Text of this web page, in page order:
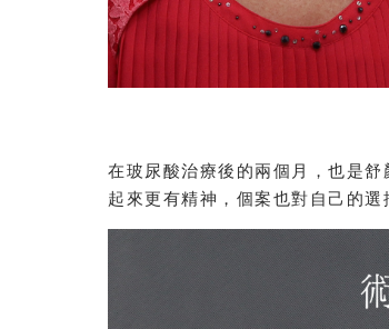
在玻尿酸治療後的兩個月，也是
起來更有精神，個案也對自己的